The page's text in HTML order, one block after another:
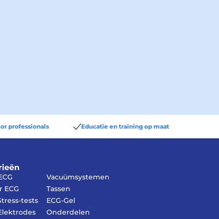
professionals Educatie en training op maat
ECG
tests
Vacuümsystemen
Tassen
ECG-Gel
Onderdelen